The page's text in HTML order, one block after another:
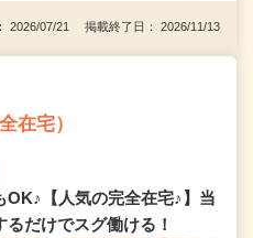
2026/07/21 掲載終了日： 2026/11/13
在宅）
【人気の完全在宅♪】当
だけでスグ働ける！